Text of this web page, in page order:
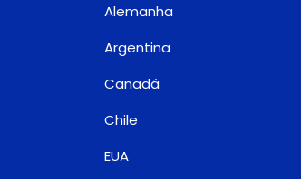
Alemanha
Argentina
Canadá
Chile
EUA